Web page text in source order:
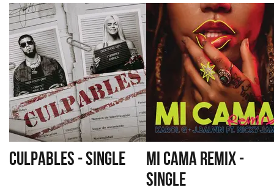
CULPABLES - SINGLE
MI CAMA REMIX -
SINGLE